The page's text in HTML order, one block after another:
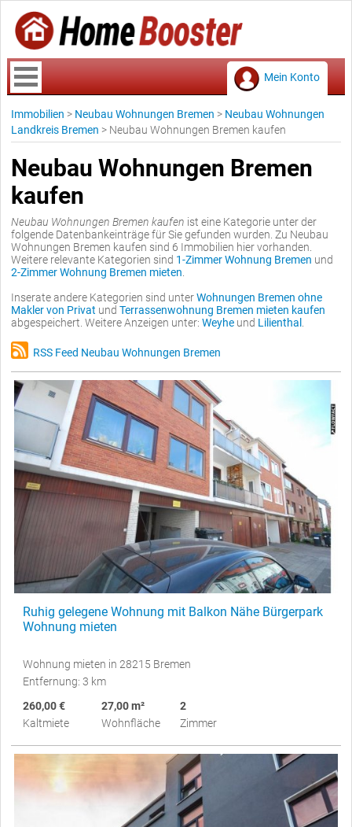
Mein Konto
Immobilien > Neubau Wohnungen Bremen > Neubau Wohnungen
Landkreis Bremen > Neubau Wohnungen Bremen kaufen
Neubau Wohnungen Bremen
kaufen
Neubau Wohnungen Bremen kaufen ist eine Kategorie unter der
folgende Datenbankeinträge für Sie gefunden wurden. Zu Neubau
Wohnungen Bremen kaufen sind 6 Immobilien hier vorhanden.
Weitere relevante Kategorien sind 1-Zimmer Wohnung Bremen und
2-Zimmer Wohnung Bremen mieten
Inserate andere Kategorien sind unterWohnungen Bremen ohne
Makler von Privat und Terrassenwohnung Bremen mieten kaufen
abgespeichert. Weitere Anzeigen unter: Weyhe und Lilienthal
RSS Feed Neubau Wohnungen Bremen
Ruhig gelegene Wohnung mit Balkon Nähe Bürgerpark
Wohnung mieten
Wohnung mieten in 28215 Bremen
Entfernung: 3 km
260,00 €
Kaltmiete
27,00 m²
Wohnfläche
2
Zimmer